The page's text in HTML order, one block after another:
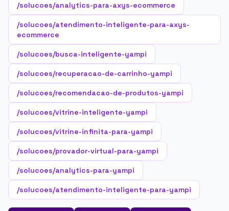
/solucoes/analytics-para-axys-ecommerce
/solucoes/atendimento-inteligente-para-axys-
ecommerce
/solucoes/busca-inteligente-yampi
/solucoes/recuperacao-de-carrinho-yampi
/solucoes/recomendacao-de-produtos-yampi
/solucoes/vitrine-inteligente-yampi
/solucoes/vitrine-infinita-para-yampi
/solucoes/provador-virtual-para-yampi
/solucoes/analytics-para-yampi
/solucoes/atendimento-inteligente-para-yampi